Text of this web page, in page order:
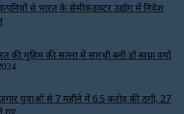
से भारत के सेमीकंडक्टर उद्योग में निवेश
की मुहिम की सतना में सारथी बनी डाॅ स्वप्ना वर्मा
युवाओं से 7 महीने में ₹6.5 करोड़ की ठगी, 27